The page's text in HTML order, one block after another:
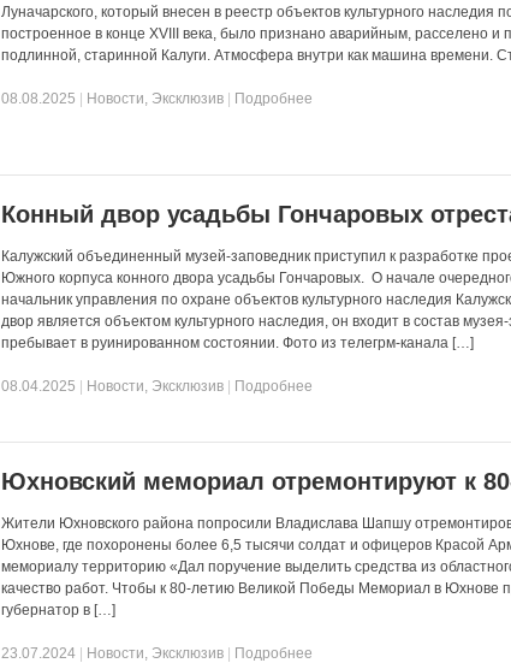
Луначарского, который внесен в реестр объектов культурного наследия
построенное в конце XVIII века, было признано аварийным, расселено и
подлинной, старинной Калуги. Атмосфера внутри как машина времени.
08.08.2025 Новости, Эксклюзив Подробнее
Конный двор усадьбы Гончаровых
Калужский объединенный музей-заповедник приступил к разработке
Южного корпуса конного двора усадьбы Гончаровых. О начале
начальник управления по охране объектов культурного наследия
двор является объектом культурного наследия, он входит в состав
пребывает в руинированном состоянии. Фото из телегрм-канала […]
08.04.2025 Новости, Эксклюзив Подробнее
Юхновский мемориал отремонтируют к
Жители Юхновского района попросили Владислава Шапшу
Юхнове, где похоронены более 6,5 тысячи солдат и офицеров Красой
мемориалу территорию «Дал поручение выделить средства из
качество работ. Чтобы к 80-летию Великой Победы Мемориал в Юхнове
губернатор в […]
23.07.2024 | Новости Эксклюзив | Подробнее